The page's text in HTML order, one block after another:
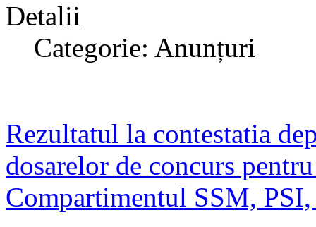
Detalii
Categorie: Anunțuri
Rezultatul la contestatia
dosarelor de concurs
Compartimentul SSM,